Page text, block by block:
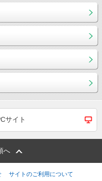
サイト
へ
サイトのご利用について